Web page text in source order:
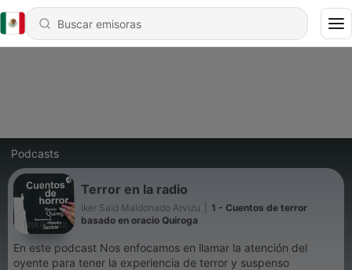
Podcasts
Terror en la radio
Iker Said Maldonado Arvizu
1 - Cuentos de terror
basado en oracio Quiroga
En este podcast Nos enfocamos en llamar la atención del
oyente para tener la experiencia de terror y suspenso